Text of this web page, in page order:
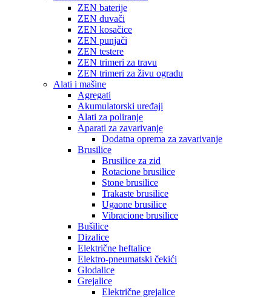
ZEN baterije
ZEN duvači
ZEN kosačice
ZEN punjači
ZEN testere
ZEN trimeri za travu
ZEN trimeri za živu ogradu
Alati i mašine
Agregati
Akumulatorski uređaji
Alati za poliranje
Aparati za zavarivanje
Dodatna oprema za zavarivanje
Brusilice
Brusilice za zid
Rotacione brusilice
Stone brusilice
Trakaste brusilice
Ugaone brusilice
Vibracione brusilice
Bušilice
Dizalice
Električne heftalice
Elektro-pneumatski čekići
Glodalice
Grejalice
Električne grejalice